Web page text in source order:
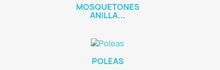
MOSQUETONES
ANILLA...
POLEAS